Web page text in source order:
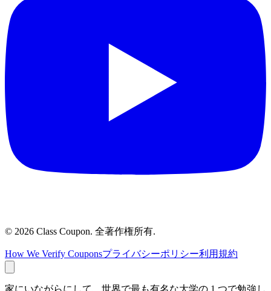
© 2026 Class Coupon. 全著作権所有.
How We Verify Couponsプライバシーポリシー利用規約
家にいながらにして、世界で最も有名な大学の 1 つで勉強し